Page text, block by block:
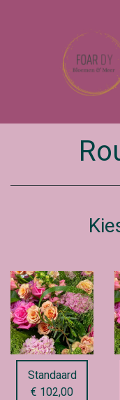
Standaard
€ 102,00